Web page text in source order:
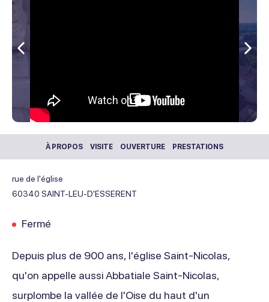
7
Précédent
À PROPOS VISITE OUVERTURE PRESTATIONS
rue de l'église
60340 SAINT-LEU-D'ESSERENT
Fermé
Depuis plus de 900 ans, l'église Saint-Nicolas,
qu'on appelle aussi Abbatiale Saint-Nicolas,
surplombe la vallée de l'Oise du haut d'un